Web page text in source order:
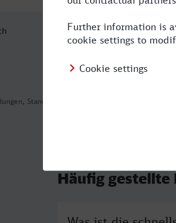
Stand: 2026-08-05 15:57
Wien Hbf
20.08.26
Häufig gestellte